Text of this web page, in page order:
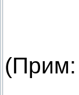
(Прим: